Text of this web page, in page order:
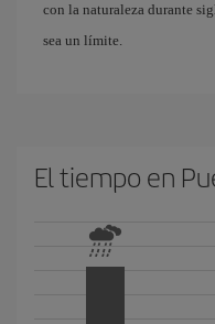
con la naturaleza durante
sea un límite.
El tiempo en